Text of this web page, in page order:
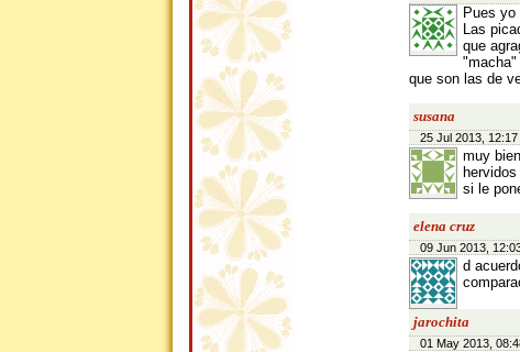
Pues
Las
que
"macha"
que son las de
susana
25 Jul 2013, 12:17
muy
si le
elena cruz
09 Jun 2013,
d
jarochita
01 May 2013,